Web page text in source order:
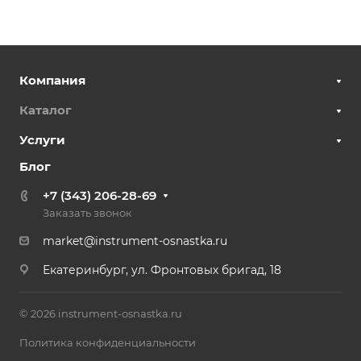
Компания
Каталог
Услуги
Блог
+7 (343) 206-28-69
Заказать звонок
market@instrument-osnastka.ru
Екатеринбург, ул. Фронтовых бригад, 18
© 2026 instrument-osnastka.ru
Политика конфиденциальности